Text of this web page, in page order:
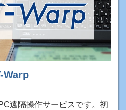
Warp
遠隔操作サービスです。初